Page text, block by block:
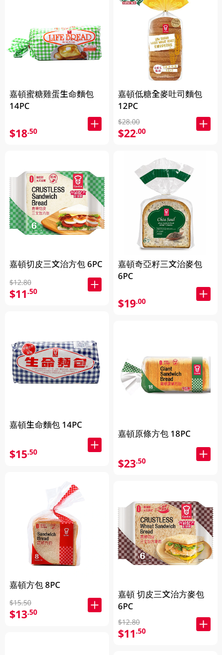
嘉頓蜜糖雞蛋生命麵包
14PC
$18.50
嘉頓切皮三文治方包 6PC
$12.80
$11.50
嘉頓生命麵包 14PC
$15.50
嘉頓方包 8PC
$15.50
$13.50
嘉頓低糖全麥吐司麵包
12PC
$28.00
$22.00
嘉頓奇亞籽三文治麥包
6PC
$19.00
嘉頓原條方包 18PC
$23.50
嘉頓 切皮三文治方麥包
6PC
$12.80
$11.50